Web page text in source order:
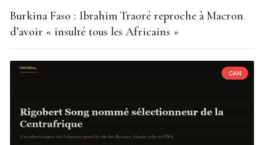
Burkina Faso : Ibrahim Traoré reproche à Macron
d’avoir « insulté tous les Africains »
CAN